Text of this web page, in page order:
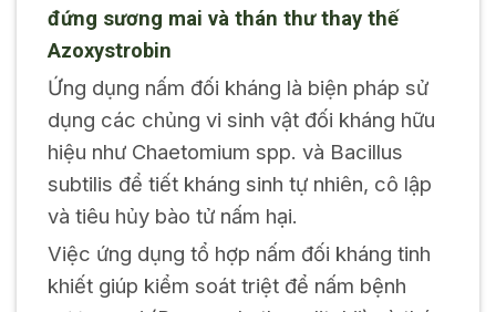
đứng sương mai và thán thư thay thế
Azoxystrobin
Ứng dụng nấm đối kháng là biện pháp sử
dụng các chủng vi sinh vật đối kháng hữu
hiệu như Chaetomium spp. và Bacillus
subtilis để tiết kháng sinh tự nhiên, cô lập
và tiêu hủy bào tử nấm hại.
Việc ứng dụng tổ hợp nấm đối kháng tinh
khiết giúp kiểm soát triệt để nấm bệnh